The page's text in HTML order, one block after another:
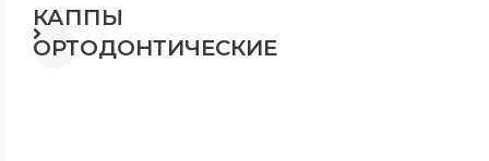
КАППЫ
ОРТОДОНТИЧЕСКИЕ